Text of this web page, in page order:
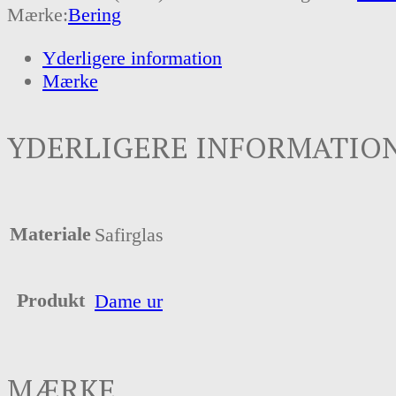
Mærke:Bering
Yderligere information
Mærke
YDERLIGERE
Materiale Safirglas
Produkt Dame ur